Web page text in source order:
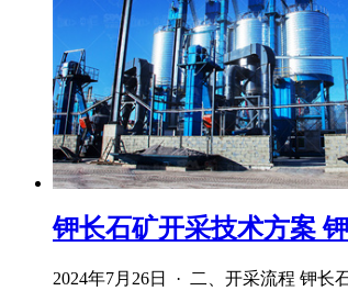
钾长石矿开采技术方案
2024年7月26日 · 二、开采流程 钾长